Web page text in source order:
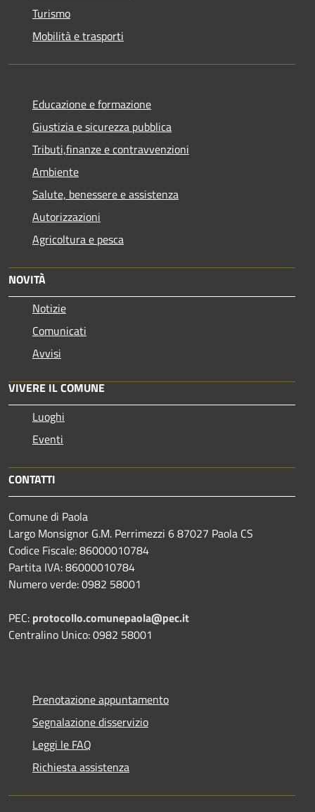
Turismo
Mobilità e trasporti
Educazione e formazione
Giustizia e sicurezza pubblica
Tributi,finanze e contravvenzioni
Ambiente
Salute, benessere e assistenza
Autorizzazioni
Agricoltura e pesca
NOVITÀ
Notizie
Comunicati
Avvisi
VIVERE IL COMUNE
Luoghi
Eventi
CONTATTI
Comune di Paola
Largo Monsignor G.M. Perrimezzi 6 87027 Paola CS
Codice Fiscale: 86000010784
Partita IVA: 86000010784
Numero verde: 0982 58001
PEC: protocollo.comunepaola@pec.it
Centralino Unico: 0982 58001
Prenotazione appuntamento
Segnalazione disservizio
Leggi le FAQ
Richiesta assistenza